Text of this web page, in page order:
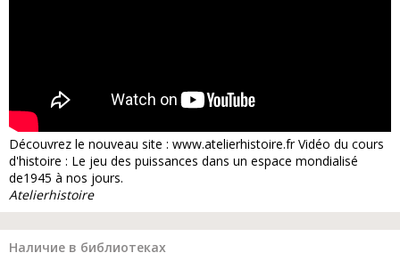
Découvrez le nouveau site : www.atelierhistoire.fr Vidéo du cours
d'histoire : Le jeu des puissances dans un espace mondialisé
de1945 à nos jours.
Atelierhistoire
Наличие в библиотеках